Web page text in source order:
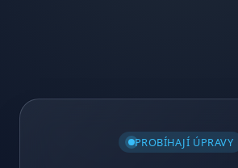
PROBÍHAJÍ ÚPRAVY